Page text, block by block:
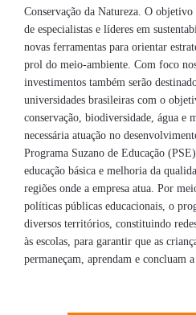
Conservação da Natureza. O
de especialistas e líderes em
novas ferramentas para orientar
prol do meio-ambiente. Com foco
investimentos também serão
universidades brasileiras com o
conservação, biodiversidade, água e
necessária atuação no
Programa Suzano de Educação
educação básica e melhoria da
regiões onde a empresa atua. Por
políticas públicas educacionais, o
diversos territórios, constituindo
às escolas, para garantir que as
permaneçam, aprendam e concluam a